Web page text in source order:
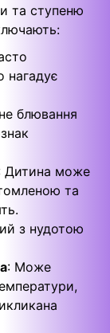
та ступеню
нагадує
блювання
Дитина може
та
з нудотою
: Може